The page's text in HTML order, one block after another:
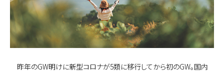
昨年のGW明けに新型コロナが5類に移行してから初のGW。国内